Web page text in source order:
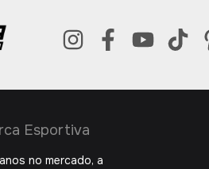
Esportiva
no mercado, a